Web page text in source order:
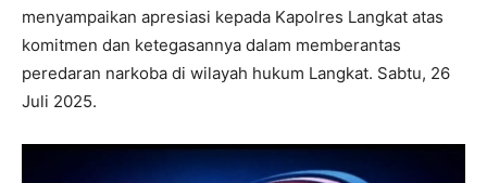
menyampaikan apresiasi kepada Kapolres Langkat atas
komitmen dan ketegasannya dalam memberantas
peredaran narkoba di wilayah hukum Langkat. Sabtu, 26
Juli 2025.